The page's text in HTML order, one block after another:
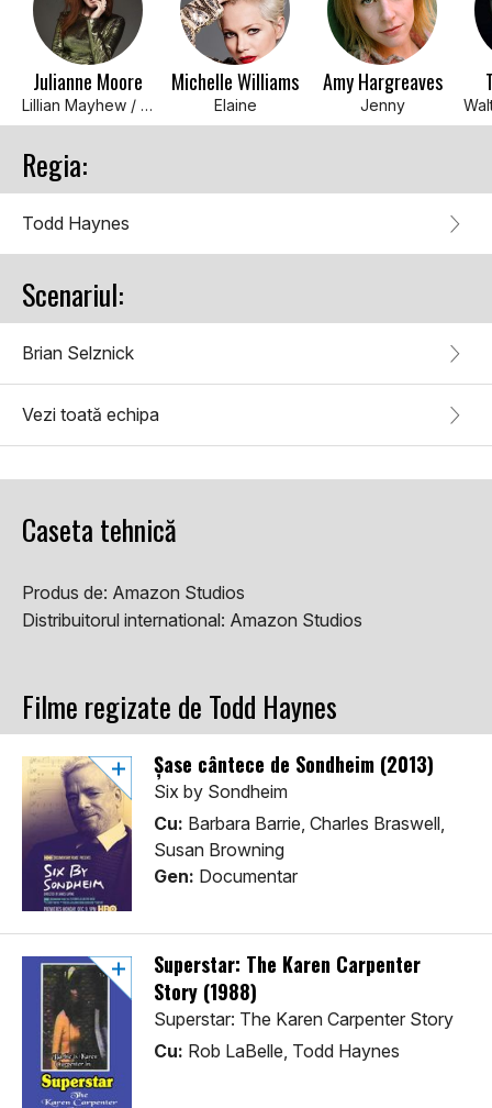
Julianne Moore
Lillian Mayhew / Rose
Michelle Williams
Elaine
Amy Hargreaves
Jenny
Regia:
Todd Haynes
Scenariul:
Brian Selznick
Vezi toată echipa
Caseta tehnică
Produs de: Amazon Studios
Distribuitorul international: Amazon Studios
Filme regizate de Todd Haynes
Șase cântece de Sondheim (2013)
Six by Sondheim
Cu: Barbara Barrie, Charles Braswell,
Susan Browning
Gen: Documentar
Superstar: The Karen Carpenter
Story (1988)
Superstar: The Karen Carpenter Story
Cu: Rob LaBelle, Todd Haynes